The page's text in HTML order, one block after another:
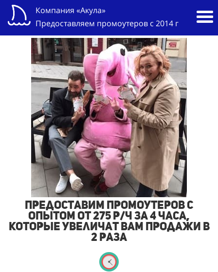
Компания «Акула»
Предоставляем промоутеров с 2014 г
Предоставим промоутеров с
опытом от 275 р/ч за 4 часа,
которые увеличат Вам продажи в
2 раза